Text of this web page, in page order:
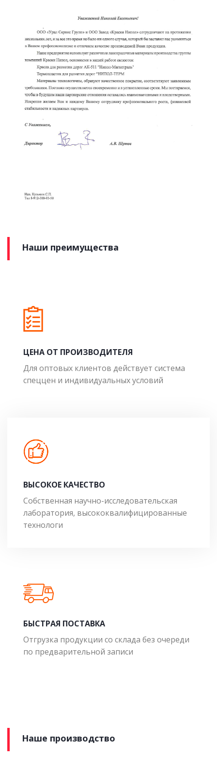
Наши преимущества
ЦЕНА ОТ ПРОИЗВОДИТЕЛЯ
Для оптовых клиентов действует система
спеццен и индивидуальных условий
ВЫСОКОЕ КАЧЕСТВО
Собственная научно-исследовательская
лаборатория, высококвалифицированные
технологи
БЫСТРАЯ ПОСТАВКА
Отгрузка продукции со склада без очереди
по предварительной записи
Наше производство